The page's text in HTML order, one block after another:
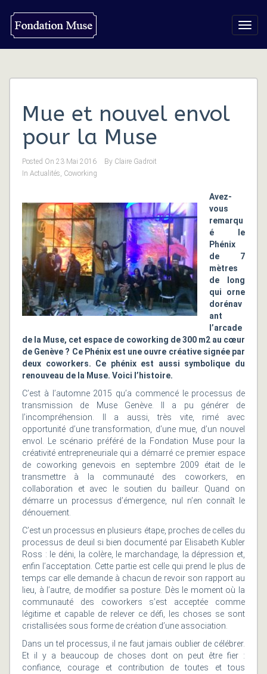
Mue et nouvel envol
pour la Muse
Posted On 23 Mai 2016 By Claire Gadroit
In Actualités, Coworking
Avez-
vous
remarqu
é le
Phénix
de 7
mètres
de long
qui orne
dorénav
ant
l’arcade
de la Muse, cet espace de coworking de 300 m2 au cœur
de Genève ? Ce Phénix est une ouvre créative signée par
deux coworkers. Ce phénix est aussi symbolique du
renouveau de la Muse. Voici l’histoire.
C’est à l’automne 2015 qu’a commencé le processus de
transmission de Muse Genève. Il a pu générer de
l’incompréhension. Il a aussi, très vite, rimé avec
opportunité d’une transformation, d’une mue, d’un nouvel
envol.
Le scénario préféré de la Fondation Muse pour la
créativité entrepreneuriale qui a démarré ce premier espace
de coworking genevois en septembre 2009 était de le
transmettre à la communauté des coworkers, en
collaboration et avec le soutien du bailleur. Quand on
démarre un processus d’émergence, nul n’en connaît le
dénouement.
C’est un processus en plusieurs étape, proches de celles du
processus de deuil si bien documenté par Elisabeth Kubler
Ross : le déni, la colère, le marchandage, la dépression et,
enfin l’acceptation. Cette partie est celle qui prend le plus de
temps car elle demande à chacun de revoir son rapport au
lieu, à l’autre, de modifier sa posture. Dès le moment où la
communauté des coworkers s’est acceptée comme
légitime et capable de relever ce défi, les choses se sont
cristallisées sous forme de création d’une association.
Dans un tel processus, il ne faut jamais oublier de célébrer.
Et il y a beaucoup de choses dont on peut être fier :
confiance, courage et contribution de toutes et tous